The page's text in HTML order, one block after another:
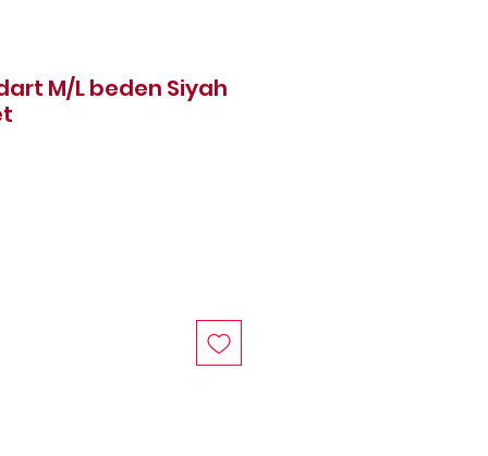
M/L beden Siyah